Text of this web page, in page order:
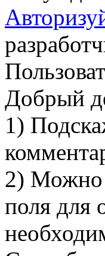
Добрый
1)
2) Можно
поля для